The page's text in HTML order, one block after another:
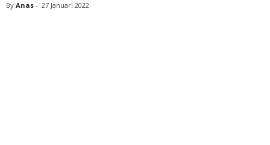
By Anas - 27 Januari 2022